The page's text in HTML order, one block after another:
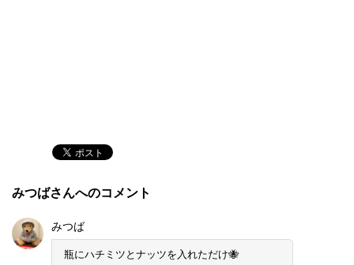
みつばさんへのコメント
みつば
瓶にハチミツとナッツを入れただけ🐝